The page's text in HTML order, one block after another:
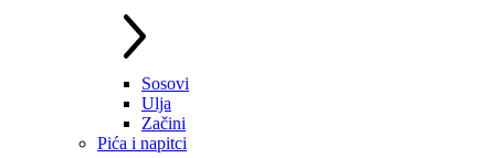
Sosovi
Ulja
Začini
Pića i napitci